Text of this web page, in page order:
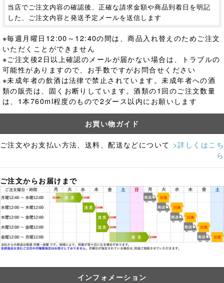
当店でご注文内容の確認後、正確な請求金額や商品到着日を明記
した、ご注文内容と発送予定メールを送信します
※毎週月曜日12:00～12:40の間は、商品入れ替えのためご注文
いただくことができません
※ご注文後2日以上確認のメールが届かない場合は、トラブルの
可能性がありますので、お手数ですがお問合せください
※未成年者の飲酒は法律で禁止されています。未成年者への酒
類の販売は、固くお断りしています。酒類の1回のご注文数量
は、1本760ml程度のもので2ダース以内にお願いします
お買い物ガイド
ご注文やお支払い方法、送料、配送などについて >詳しくはこち
ら
ご注文からお届けまで
インフォメーション